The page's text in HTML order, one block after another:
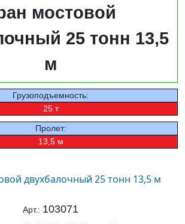
мостовой
25 тонн 13,5
м
Грузоподъемность:
25 т
Пролет:
13,5 м
Арт.: 103071